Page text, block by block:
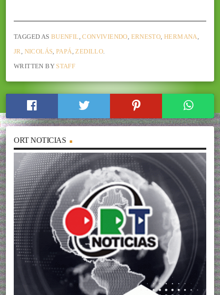
TAGGED AS BUENFIL ,CONVIVIENDO ERNESTO ,HERMANA
JR NICOLÁS ,PAPÁ ZEDILLO
WRITTEN BY STAFF
ORT NOTICIAS